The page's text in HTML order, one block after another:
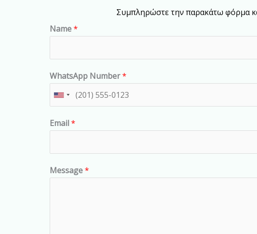
Συμπληρώστε την παρακάτω φόρμα
Name*
WhatsApp Number*
U
i
e
d
Email*
Message*